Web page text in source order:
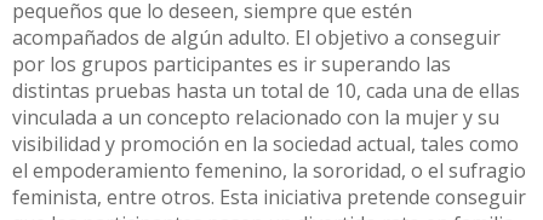
pequeños que lo deseen, siempre que estén
acompañados de algún adulto. El objetivo a conseguir
por los grupos participantes es ir superando las
distintas pruebas hasta un total de 10, cada una de ellas
vinculada a un concepto relacionado con la mujer y su
visibilidad y promoción en la sociedad actual, tales como
el empoderamiento femenino, la sororidad, o el sufragio
feminista, entre otros. Esta iniciativa pretende conseguir